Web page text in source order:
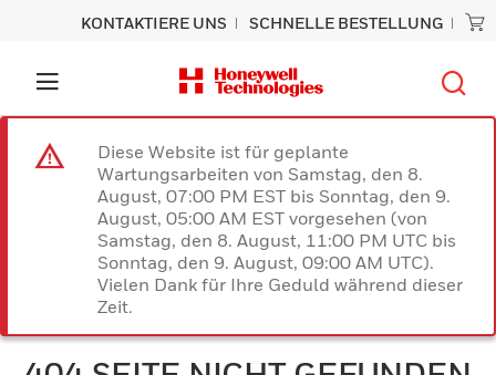
KONTAKTIERE UNS SCHNELLE BESTELLUNG
Diese Website ist für geplante
Wartungsarbeiten von Samstag, den 8.
August, 07:00 PM EST bis Sonntag, den 9.
August, 05:00 AM EST vorgesehen (von
Samstag, den 8. August, 11:00 PM UTC bis
Sonntag, den 9. August, 09:00 AM UTC).
Vielen Dank für Ihre Geduld während dieser
Zeit.